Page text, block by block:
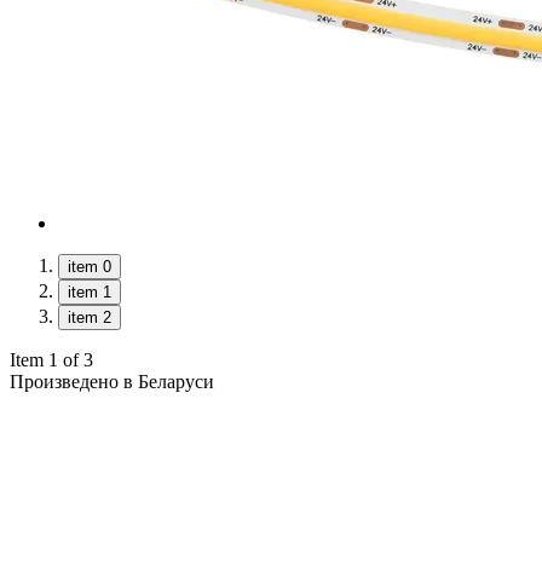
item 0
item 1
item 2
Item 1 of 3
Произведено в Беларуси